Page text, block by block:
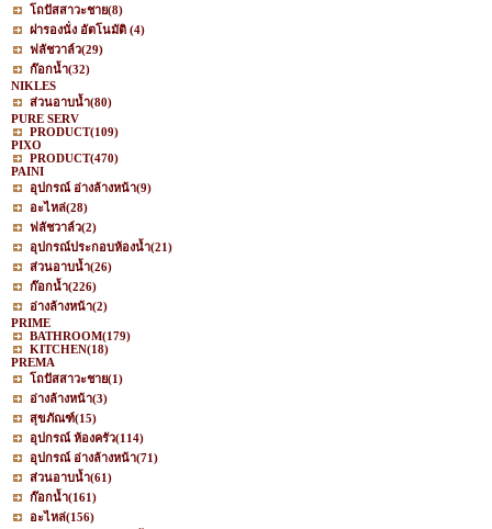
โถปัสสาวะชาย(8)
ฝารองนั่ง อัตโนมัติ (4)
ฟลัชวาล์ว(29)
ก๊อกน้ำ(32)
NIKLES
ส่วนอาบน้ำ(80)
PURE SERV
PRODUCT(109)
PIXO
PRODUCT(470)
PAINI
อุปกรณ์ อ่างล้างหน้า(9)
อะไหล่(28)
ฟลัชวาล์ว(2)
อุปกรณ์ประกอบห้องน้ำ(21)
ส่วนอาบน้ำ(26)
ก๊อกน้ำ(226)
อ่างล้างหน้า(2)
PRIME
BATHROOM(179)
KITCHEN(18)
PREMA
โถปัสสาวะชาย(1)
อ่างล้างหน้า(3)
สุขภัณฑ์(15)
อุปกรณ์ ห้องครัว(114)
อุปกรณ์ อ่างล้างหน้า(71)
ส่วนอาบน้ำ(61)
ก๊อกน้ำ(161)
อะไหล่(156)